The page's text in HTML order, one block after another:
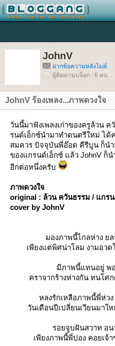
JohnV
ฝากข้อความหลังไมค์
ผู้ติดตามบล็อก : 6 คน
JohnV ร้องเพลง...ภาพดวงใจ
วันนี้มาฟังเพลงเก่าของครูล้วน
รนด์เอ็กซ์นำมาทำดนตรีใหม่ ไ
สมควร ปัจจุบันพี่อ๊อด คีรีบูน ก็น
ของแกรนด์เอ็กซ์ แล้ว JohnV ก็
อีกต่อหนึ่งครับ
ภาพดวงใจ
original : ล้วน ควันธรรม / แกร
cover by JohnV
มองภาพนี้ไกลห่าง ย
เพียงแต่พิศน่าโลม งามอว
มีภาพนี้แทนอยู่ พ
คราจากร้างห่างกัน ทนโศ
หลงรักเหลือภาพนี้พี่ห่ว
วันเดือนปีเปลี่ยนเวียนมาใ
รอยจูบฝันสวาท อ
เพียงภาพนี้พี่ปอง คอยเจ้